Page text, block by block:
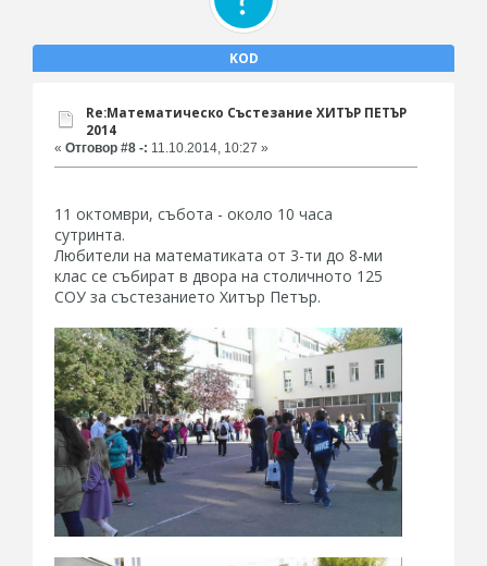
KOD
Re:Математическо Състезание ХИТЪР ПЕТЪР
2014
« Отговор #8 -: 11.10.2014, 10:27 »
11 октомври, събота - около 10 часа
сутринта.
Любители на математиката от 3-ти до 8-ми
клас се събират в двора на столичното 125
СОУ за състезанието Хитър Петър.